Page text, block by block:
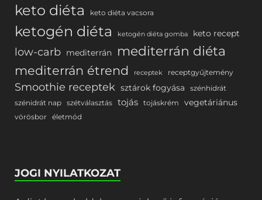
keto diéta keto diéta vacsora
ketogén diéta ketogén diéta gomba keto recept
low-carb mediterrán mediterrán diéta
mediterrán étrend receptek receptgyűjtemény
Smoothie receptek sztárok fogyása
szénhidrát
szénidrát nap szétválasztás tojás tojáskrém vegetáriánus
vörösbor életmód
JOGI NYILATKOZAT